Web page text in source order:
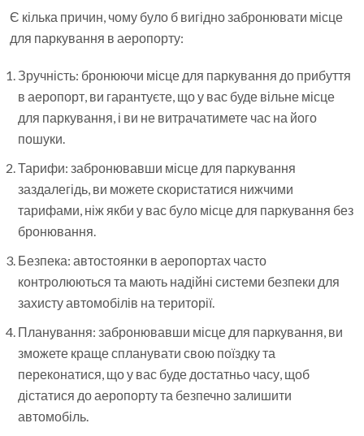
Є кілька причин, чому було б вигідно забронювати місце
для паркування в аеропорту:
Зручність: бронюючи місце для паркування до прибуття
в аеропорт, ви гарантуєте, що у вас буде вільне місце
для паркування, і ви не витрачатимете час на його
пошуки.
Тарифи: забронювавши місце для паркування
заздалегідь, ви можете скористатися нижчими
тарифами, ніж якби у вас було місце для паркування без
бронювання.
Безпека: автостоянки в аеропортах часто
контролюються та мають надійні системи безпеки для
захисту автомобілів на території.
Планування: забронювавши місце для паркування, ви
зможете краще спланувати свою поїздку та
переконатися, що у вас буде достатньо часу, щоб
дістатися до аеропорту та безпечно залишити
автомобіль.